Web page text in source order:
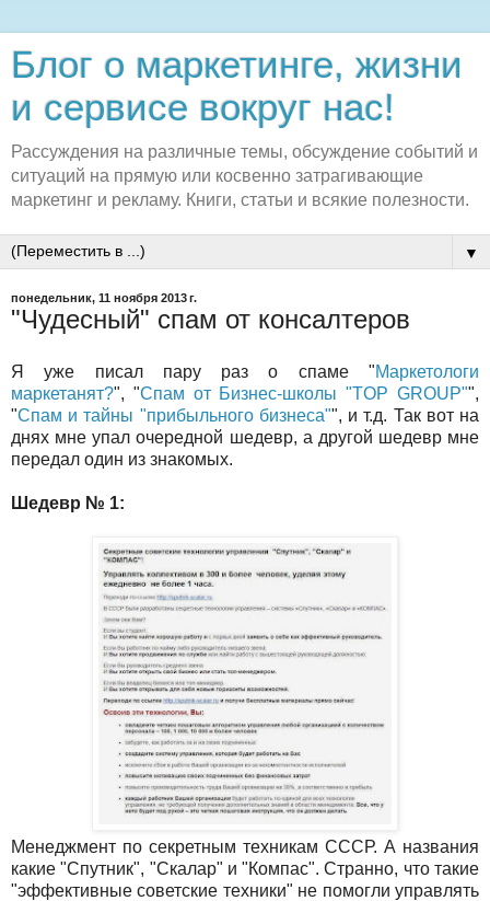
Блог о маркетинге, жизни
и сервисе вокруг нас!
Рассуждения на различные темы, обсуждение событий и
ситуаций на прямую или косвенно затрагивающие
маркетинг и рекламу. Книги, статьи и всякие полезности.
▼
понедельник, 11 ноября 2013 г.
"Чудесный" спам от консалтеров
Я уже писал пару раз о спаме "Маркетологи
маркетанят?", "Спам от Бизнес-школы "TOP GROUP"",
"Спам и тайны "прибыльного бизнеса"", и т.д. Так вот на
днях мне упал очередной шедевр, а другой шедевр мне
передал один из знакомых.
Шедевр № 1:
Менеджмент по секретным техникам СССР. А названия
какие "Спутник", "Скалар" и "Компас". Странно, что такие
"эффективные советские техники" не помогли управлять